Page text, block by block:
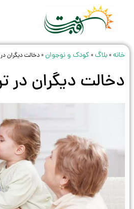
خانه» بلاگ» کودک و نوجوان» دخالت ديگران
دخالت ديگران در